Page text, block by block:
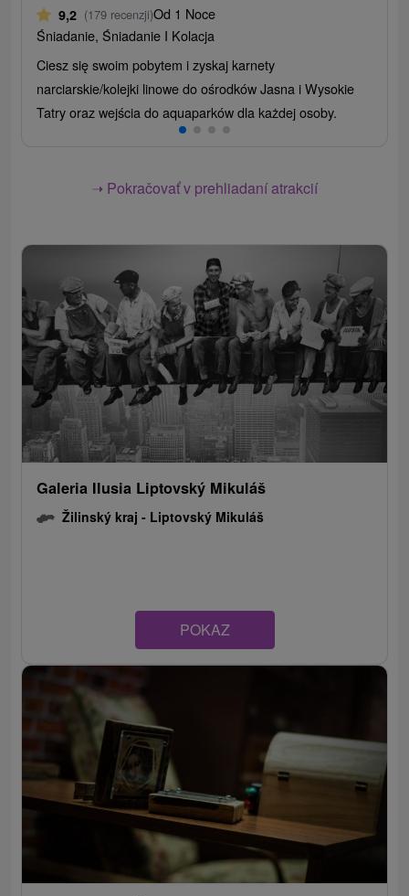
9,2 (179 recenzji)Od 1 Noce
Śniadanie, Śniadanie I Kolacja
Ciesz się swoim pobytem i zyskaj karnety
narciarskie/kolejki linowe do ośrodków Jasna i Wysokie
Tatry oraz wejścia do aquaparków dla każdej osoby.
➝ Pokračovať v prehliadaní atrakcií
Galeria Ilusia Liptovský Mikuláš
Žilinský kraj - Liptovský Mikuláš
POKAZ